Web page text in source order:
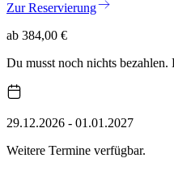
Zur Reservierung
ab 384,00 €
Du musst noch nichts
29.12.2026 - 01.01.2027
Weitere Termine verfügbar.